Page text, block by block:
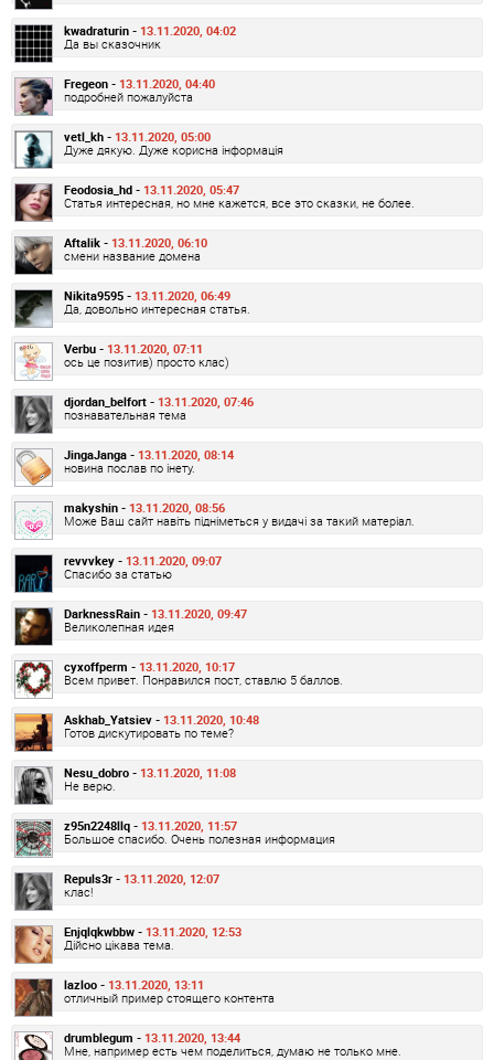
kwadraturin - 13.11.2020, 04:02
Да вы сказочник
Fregeon - 13.11.2020, 04:40
подробней пожалуйста
vetl_kh - 13.11.2020, 05:00
Дуже дякую. Дуже корисна інформація
Feodosia_hd - 13.11.2020, 05:47
Статья интересная, но мне кажется, все это сказки, не более.
Aftalik - 13.11.2020, 06:10
смени название домена
Nikita9595 - 13.11.2020, 06:49
Да, довольно интересная статья.
Verbu - 13.11.2020, 07:11
ось це позитив) просто клас)
djordan_belfort - 13.11.2020, 07:46
познавательная тема
JingaJanga - 13.11.2020, 08:14
новина послав по інету.
makyshin - 13.11.2020, 08:56
Може Ваш сайт навіть підніметься у видачі за такий матеріал.
revvvkey - 13.11.2020, 09:07
Спасибо за статью
DarknessRain - 13.11.2020, 09:47
Великолепная идея
cyxoffperm - 13.11.2020, 10:17
Всем привет. Понравился пост, ставлю 5 баллов.
Askhab_Yatsiev - 13.11.2020, 10:48
Готов дискутировать по теме?
Nesu_dobro - 13.11.2020, 11:08
Не верю.
z95n2248llq - 13.11.2020, 11:57
Большое спасибо. Очень полезная информация
Repuls3r - 13.11.2020, 12:07
клас!
Enjqlqkwbbw - 13.11.2020, 12:53
Дійсно цікава тема.
lazloo - 13.11.2020, 13:11
отличный пример стоящего контента
drumblegum - 13.11.2020, 13:44
Мне, например есть чем поделиться, думаю не только мне.